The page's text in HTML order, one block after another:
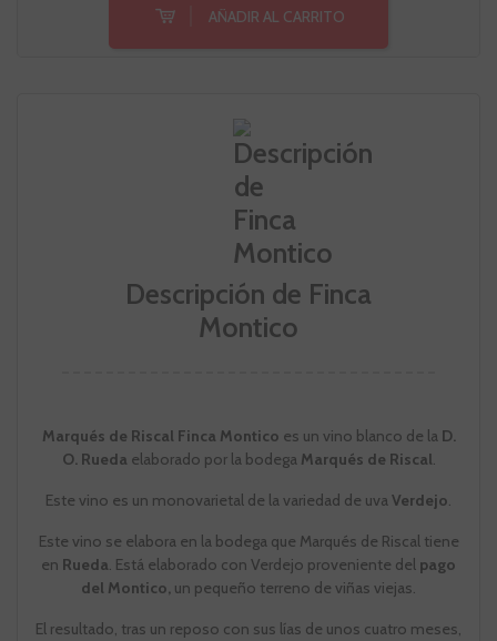
AÑADIR AL CARRITO
Descripción de Finca
Montico
Marqués de Riscal Finca Montico es un vino blanco de la D.
O. Rueda elaborado por la bodega Marqués de Riscal.
Este vino es un monovarietal de la variedad de uvaVerdejo.
Este vino se elabora en la bodega que Marqués de Riscal tiene
en Rueda. Está elaborado con Verdejo proveniente del pago
del Montico, un pequeño terreno de viñas viejas.
El resultado, tras un reposo con sus lías de unos cuatro meses,